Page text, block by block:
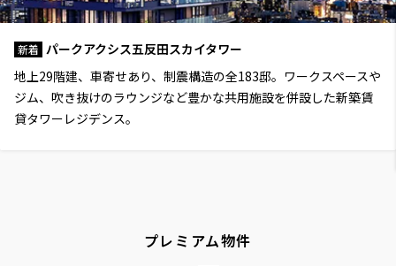
新着 パークアクシス五反田スカイタワー
地上29階建、車寄せあり、制震構造の全183邸。ワークスペースや
ジム、吹き抜けのラウンジなど豊かな共用施設を併設した新築賃
貸タワーレジデンス。
プレミアム物件